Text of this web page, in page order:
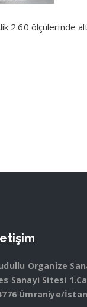
2.60 ölçülerinde
Organize
Sanayi Sitesi
Ümraniye/